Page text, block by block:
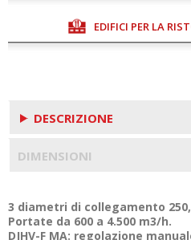
EDIFICI PER LA
DESCRIZIONE
DIMENSIONI
3 diametri di collegamento 250,
Portate da 600 a 4.500 m3/h.
DJHV-F MA: regolazione